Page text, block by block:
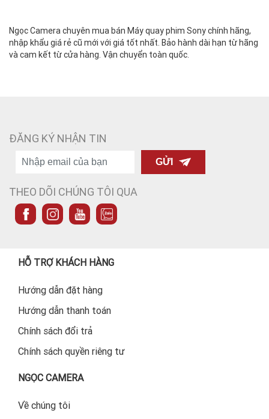
Ngọc Camera chuyên mua bán Máy quay phim Sony chính hãng,
nhập khẩu giá rẻ cũ mới với giá tốt nhất. Bảo hành dài hạn từ hãng
và cam kết từ cửa hàng. Vận chuyển toàn quốc.
ĐĂNG KÝ NHẬN TIN
GỬI
THEO DÕI CHÚNG TÔI QUA
HỖ TRỢ KHÁCH HÀNG
Hướng dẫn đặt hàng
Hướng dẫn thanh toán
Chính sách đổi trả
Chính sách quyền riêng tư
NGỌC CAMERA
Về chúng tôi